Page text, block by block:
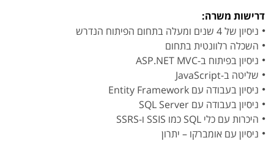
דרישות משרה:
ניסיון של 4 שנים ומעלה בתחום הפיתוח הנדרש
השכלה רלוונטית בתחום
ניסיון בפיתוח ב-ASP.NET MVC
שליטה ב-JavaScript
ניסיון בעבודה עם Entity Framework
ניסיון בעבודה עם SQL Server
היכרות עם כלי SQL כמו SSIS ו-SSRS
ניסיון עם אומברקו – יתרון